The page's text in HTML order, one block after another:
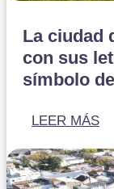
La ciudad
con sus
símbolo
LEER MÁS